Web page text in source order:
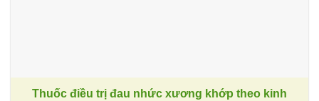
Thuốc điều trị đau nhức xương khớp theo kinh